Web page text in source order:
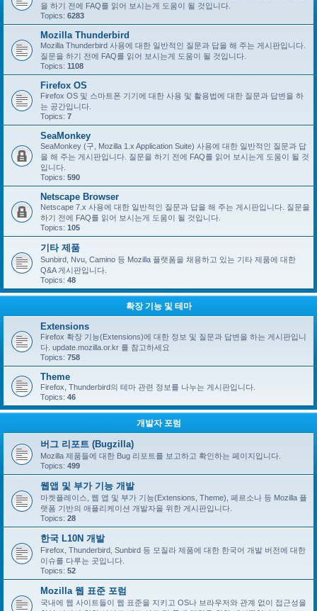
을 하기 전에 FAQ를 읽어 보시는게 도움이 될 것입니다.
Topics: 6283
Mozilla Thunderbird
Mozilla Thunderbird 사용에 대한 일반적인 질문과 답을 해 주는 게시판입니다.
질문을 하기 전에 FAQ를 읽어 보시는게 도움이 될 것입니다.
Topics: 1108
Firefox OS
Firefox OS 및 스마트폰 기기에 대한 사용 및 활용법에 대한 질문과 답변을 하
는 공간입니다.
Topics: 7
SeaMonkey
SeaMonkey (구, Mozilla 1.x Application Suite) 사용에 대한 일반적인 질문과 답
을 해 주는 게시판입니다. 질문을 하기 전에 FAQ를 읽어 보시는게 도움이 될 것
입니다.
Topics: 590
Netscape Browser
Netscape 7.x 사용에 대한 일반적인 질문과 답을 해 주는 게시판입니다. 질문을
하기 전에 FAQ를 읽어 보시는게 도움이 될 것입니다.
Topics: 105
기타 제품
Sunbird, Nvu, Camino 등 Mozilla 플랫폼을 채용하고 있는 기타 제품에 대한
Q&A 게시판입니다.
Topics: 48
확장 기능 및 테마
Extensions
Firefox 확장 기능(Extensions)에 대한 정보 및 질문과 답변을 하는 게시판입니
다. update.mozilla.or.kr 를 참고하세요
Topics: 758
Theme
Firefox, Thunderbird의 테마 관련 정보를 나누는 게시판입니다.
Topics: 46
개발자 포럼
버그 리포트 (Bugzilla)
Mozilla 제품들에 대한 Bug 리포트를 보고하고 확인하는 페이지입니다.
Topics: 499
웹앱 및 부가 기능 개발
마켓플레이스, 웹 앱 및 부가 기능(Extensions, Theme), 페르소나 등 Mozilla 플
랫폼 기반의 애플리케이션 개발자을 위한 게시판입니다.
Topics: 28
한국 L10N 개발
Firefox, Thunderbird, Sunbird 등 모질라 제품에 대한 한국어 개발 버전에 대한
이슈를 다루는 곳입니다.
Topics: 52
Mozilla 웹 표준 포럼
국내에 웹 사이트들이 웹 표준을 지키고 OS나 브라우저와 관계 없이 접근성을